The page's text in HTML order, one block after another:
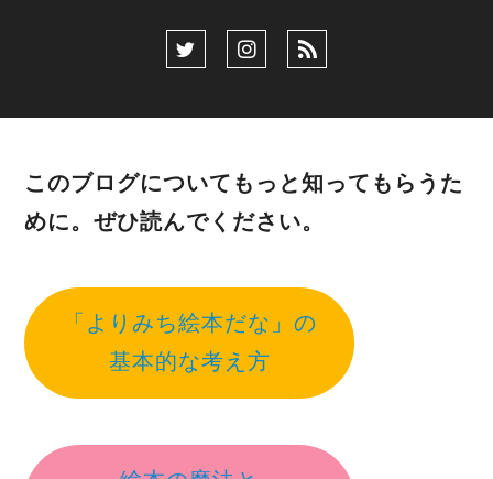
このブログについてもっと知ってもらうた
めに。ぜひ読んでください。
「よりみち絵本だな」の
基本的な考え方